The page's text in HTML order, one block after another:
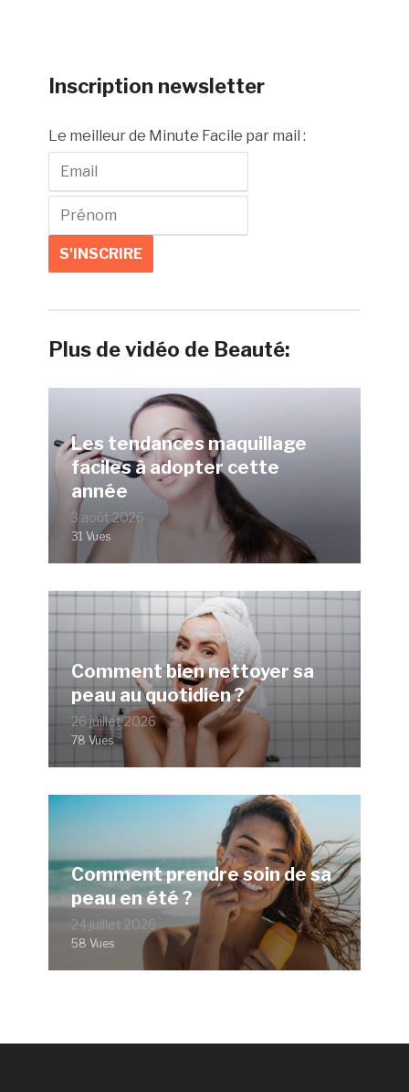
Inscription newsletter
Le meilleur de Minute Facile par mail :
Plus de vidéo de Beauté:
Les tendances maquillage
faciles à adopter cette
année
3 août 2026
31 Vues
Comment bien nettoyer sa
peau au quotidien ?
26 juillet 2026
78 Vues
Comment prendre soin de sa
peau en été ?
24 juillet 2026
58 Vues